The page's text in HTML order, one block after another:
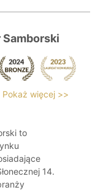
Samborski
Pokaż więcej >>
to
14.